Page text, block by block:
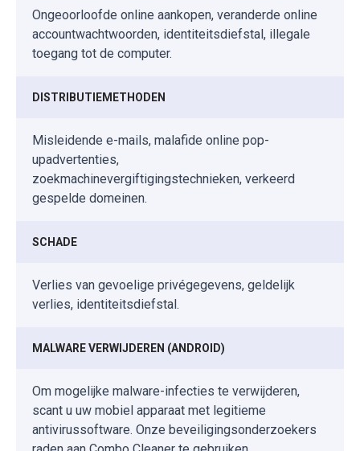
Ongeoorloofde online aankopen, veranderde online
accountwachtwoorden, identiteitsdiefstal, illegale
toegang tot de computer.
DISTRIBUTIEMETHODEN
Misleidende e-mails, malafide online pop-
upadvertenties,
zoekmachinevergiftigingstechnieken, verkeerd
gespelde domeinen.
SCHADE
Verlies van gevoelige privégegevens, geldelijk
verlies, identiteitsdiefstal.
MALWARE VERWIJDEREN (ANDROID)
Om mogelijke malware-infecties te verwijderen,
scant u uw mobiel apparaat met legitieme
antivirussoftware. Onze beveiligingsonderzoekers